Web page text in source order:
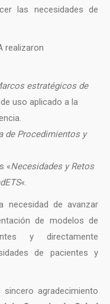
las necesidades de
realizaron
estratégicos de
uso aplicado a la
de Procedimientos y
«Necesidades y Retos
«.
necesidad de avanzar
de modelos de
y directamente
de pacientes y
sincero agradecimiento